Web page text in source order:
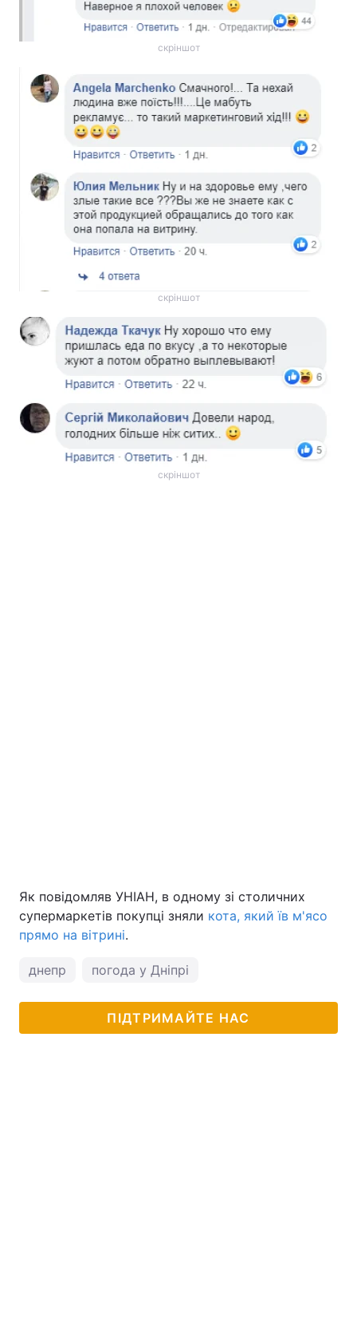
скріншот
скріншот
скріншот
Як повідомляв УНІАН, в одному зі столичних
супермаркетів покупці зняли кота, який їв м'ясо
прямо на вітрині.
днепр погода у Дніпрі
ПІДТРИМАЙТЕ НАС